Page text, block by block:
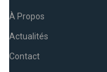
À Propos
Actualités
Contact